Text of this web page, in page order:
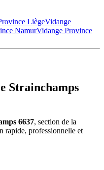
LiègeVidange
NamurVidange Province
Strainchamps
6637, section de la
rapide, professionnelle et